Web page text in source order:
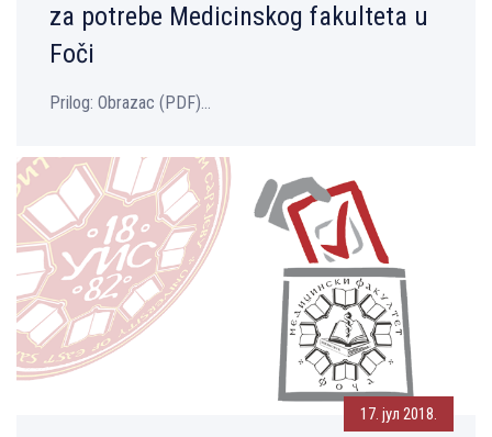
za potrebe Medicinskog fakulteta u
Foči
Prilog: Obrazac (PDF)...
17. јул 2018.